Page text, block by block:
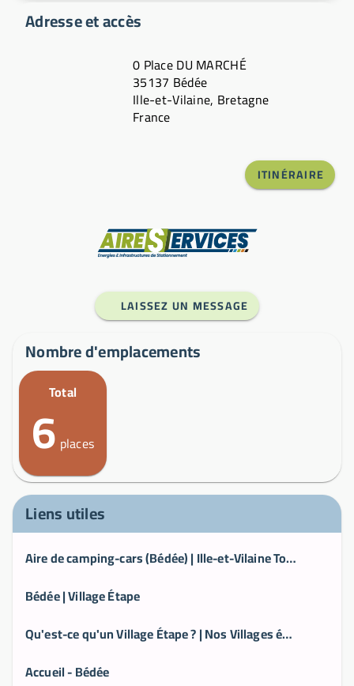
Adresse et accès
0 Place DU MARCHÉ
35137 Bédée
Ille-et-Vilaine, Bretagne
France
ITINÉRAIRE
LAISSEZ UN MESSAGE
Nombre d'emplacements
Total
6 places
Liens utiles
Aire de camping-cars (Bédée) | Ille-et-Vilaine Tourisme (35) en Bretagne
Bédée | Village Étape
Qu'est-ce qu'un Village Étape ? | Nos Villages étapes | village-etape.fr
Accueil - Bédée